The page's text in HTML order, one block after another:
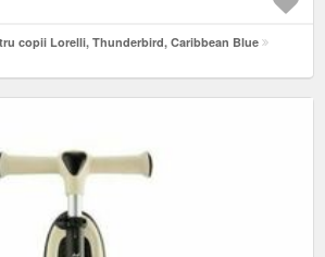
copii Lorelli, Thunderbird, Caribbean Blue